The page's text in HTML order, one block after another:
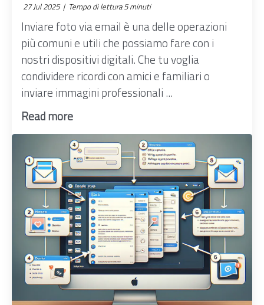
27 Jul 2025 | Tempo di lettura 5 minuti
Inviare foto via email è una delle operazioni
più comuni e utili che possiamo fare con i
nostri dispositivi digitali. Che tu voglia
condividere ricordi con amici e familiari o
inviare immagini professionali ...
Read more